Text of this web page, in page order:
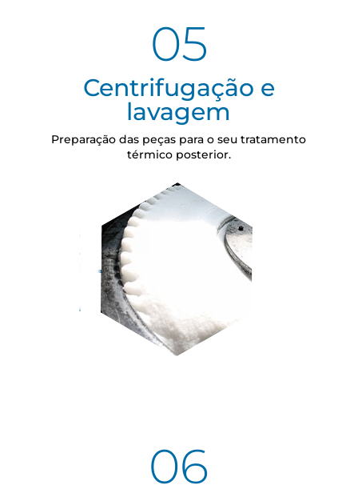
05
Centrifugação e
lavagem
Preparação das peças para o seu tratamento
térmico posterior.
06